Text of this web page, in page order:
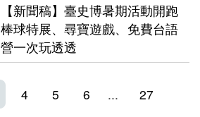
【新聞稿】臺史博暑期活動開跑
棒球特展、尋寶遊戲、免費台語
營一次玩透透
4 5 6 ...
27